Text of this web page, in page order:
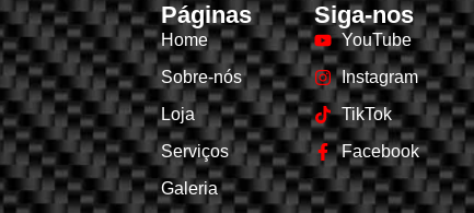
Páginas
Home
Sobre-nós
Loja
Serviços
Galeria
Siga-nos
YouTube
Instagram
TikTok
Facebook